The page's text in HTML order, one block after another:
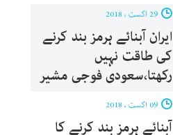
ایران آبنائے ہرمز بند کرنے
کی طاقت نہیں
رکھتا،سعودی فوجی مشیر
آبنائے ہرمز بند کرنے کا